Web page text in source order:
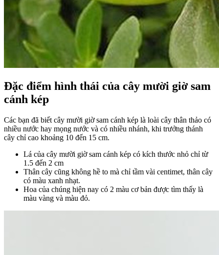
Đặc điểm hình thái của cây mười giờ sam
cánh kép
Các bạn đã biết cây mười giờ sam cánh kép là loài cây thân thảo có
nhiều nước hay mọng nước và có nhiều nhánh, khi trưởng thánh
cây chỉ cao khoảng 10 đến 15 cm.
Lá của cây mười giờ sam cánh kép có kích thước nhỏ chỉ từ
1.5 đến 2 cm
Thân cây cũng không hề to mà chỉ tầm vài centimet, thân cây
có màu xanh nhạt.
Hoa của chúng hiện nay có 2 màu cơ bản được tìm thấy là
màu vàng và màu đỏ.